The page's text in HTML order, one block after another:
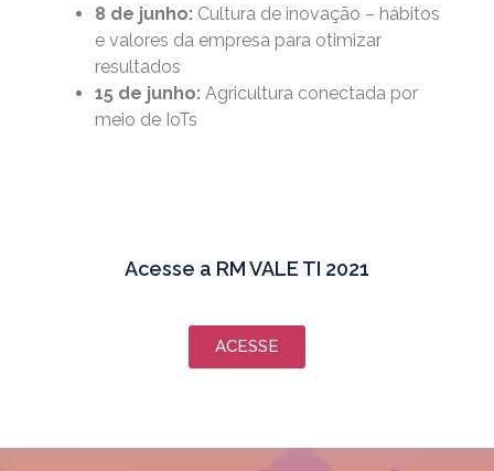
8 de junho:Cultura de inovação – hábitos
e valores da empresa para otimizar
resultados
15 de junho:Agricultura conectada por
meio de IoTs
Acesse a RM VALE TI 2021
ACESSE